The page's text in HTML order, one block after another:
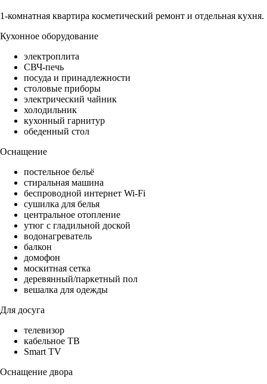
1-комнатная квартира косметический ремонт и отдельная кухня.
Кухонное оборудование
электроплита
СВЧ-печь
посуда и принадлежности
столовые приборы
электрический чайник
холодильник
кухонный гарнитур
обеденный стол
Оснащение
постельное бельё
стиральная машина
беспроводной интернет Wi-Fi
сушилка для белья
центральное отопление
утюг с гладильной доской
водонагреватель
балкон
домофон
москитная сетка
деревянный/паркетный пол
вешалка для одежды
Для досуга
телевизор
кабельное ТВ
Smart TV
Оснащение двора